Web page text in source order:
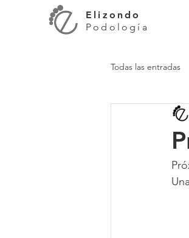
Elizondo
Podología
Todas las entradas